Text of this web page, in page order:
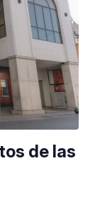
de las